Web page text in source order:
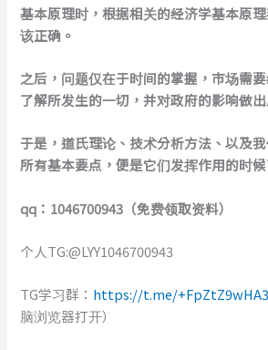
基本原理时，根据相关的经济学基本原
该正确。
之后，问题仅在于时间的掌握，市场需
了解所发生的一切，并对政府的影响做出
于是，道氏理论、技术分析方法、以及
所有基本要点，便是它们发挥作用的时候
qq： 1046700943 （免费领取资料）
个人TG:@LYY1046700943
TG学习群： https://t.me/
脑浏览器打开）